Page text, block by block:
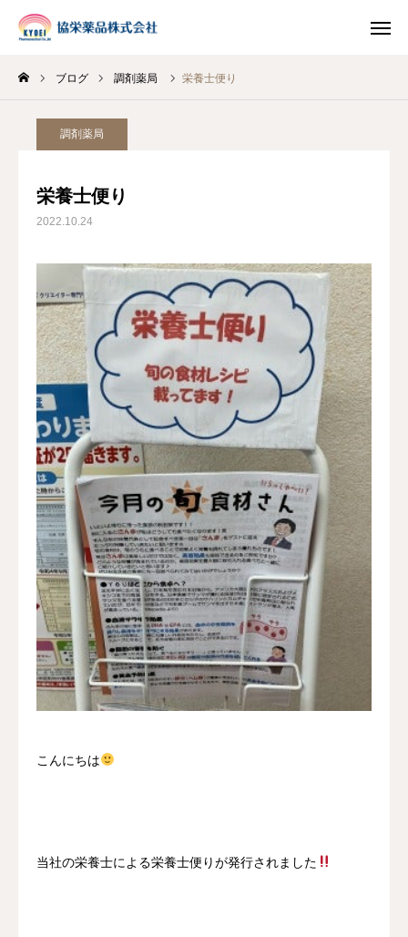
ブログ 調剤薬局 栄養士便り
調剤薬局
栄養士便り
2022.10.24
こんにちは
当社の栄養士による栄養士便りが発行されました
INSTAGRAM
HOME
事業案内
ブログ
お知らせ
採用情報
お問い合わせ